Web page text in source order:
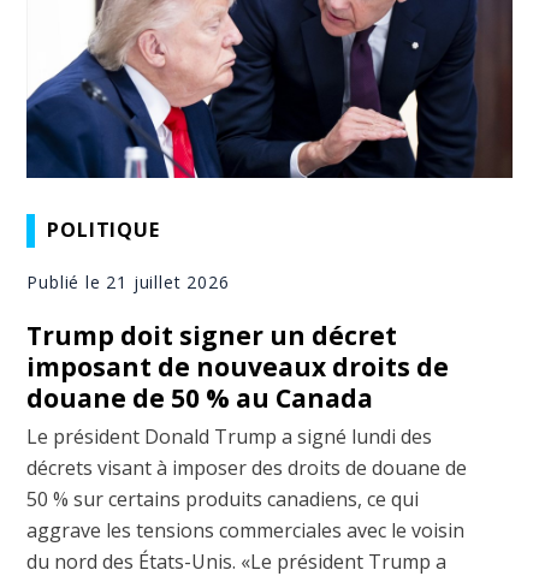
POLITIQUE
Publié le 21 juillet 2026
Trump doit signer un décret
imposant de nouveaux droits de
douane de 50 % au Canada
Le président Donald Trump a signé lundi des
décrets visant à imposer des droits de douane de
50 % sur certains produits canadiens, ce qui
aggrave les tensions commerciales avec le voisin
du nord des États-Unis. «Le président Trump a